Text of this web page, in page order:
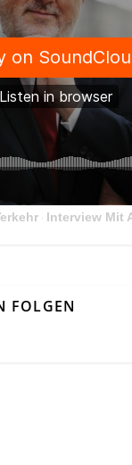
· Interview Mit Andreas
FOLGEN